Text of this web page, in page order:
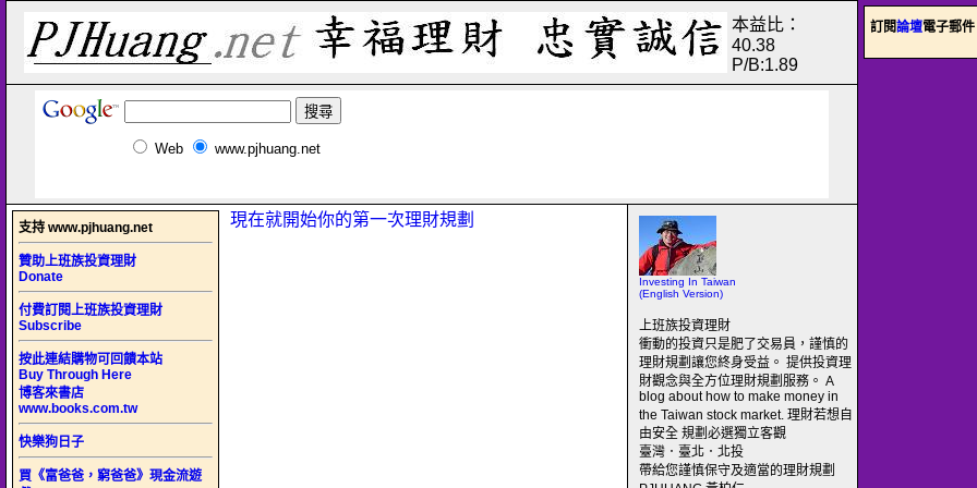
本益比：
40.38
P/B:1.89
Web www.pjhuang.net
Investing In Taiwan
(English Version)
上班族投資理財
衝動的投資只是肥了交易員，謹慎的
理財規劃讓您終身受益。 提供投資理
財觀念與全方位理財規劃服務。 A
blog about how to make money in
the Taiwan stock market. 理財若想自
由安全 規劃必選獨立客觀
臺灣．臺北．北投
帶給您謹慎保守及適當的理財規劃
支持 www.pjhuang.net
贊助上班族投資理財
Donate
付費訂閱上班族投資理財
Subscribe
按此連結購物可回饋本站
Buy Through Here
博客來書店
www.books.com.tw
快樂狗日子
買《富爸爸，窮爸爸》現金流遊
現在就開始你的第一次理財規劃
訂閱論壇電子郵